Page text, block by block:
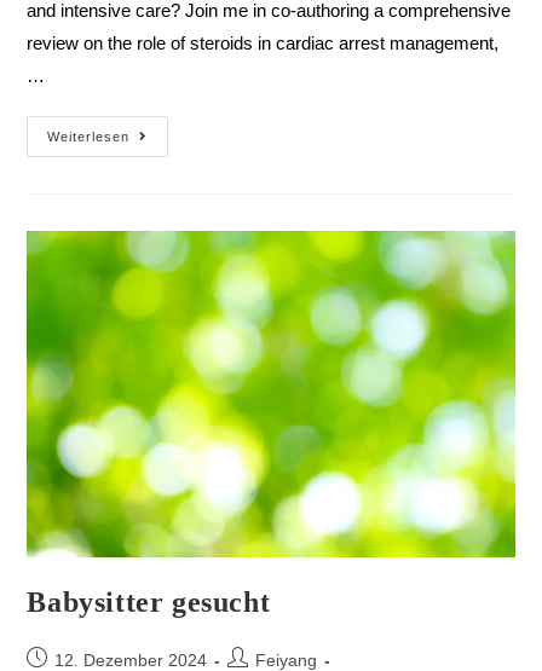
and intensive care? Join me in co-authoring a comprehensive
review on the role of steroids in cardiac arrest management,
…
Weiterlesen
Babysitter gesucht
12. Dezember 2024
Feiyang